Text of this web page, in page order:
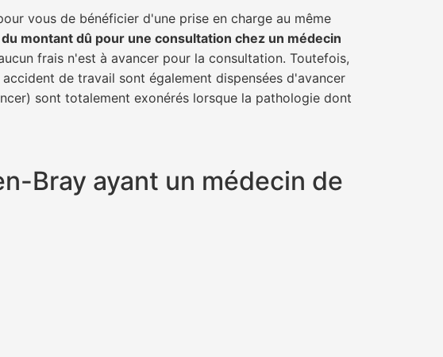
vous de bénéficier d'une prise en charge au même
montant dû pour une consultation chez un médecin
frais n'est à avancer pour la consultation. Toutefois,
de travail sont également dispensées d'avancer
sont totalement exonérés lorsque la pathologie dont
Bray ayant un médecin de